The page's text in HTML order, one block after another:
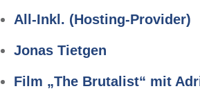
All-Inkl. (Hosting-Provider)
Jonas Tietgen
Film „The Brutalist“ mit